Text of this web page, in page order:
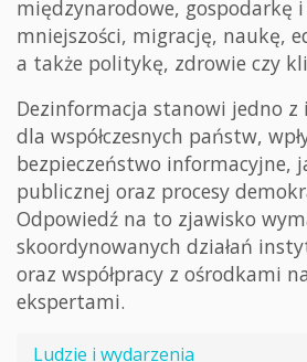
międzynarodowe, gospodarkę i
mniejszości, migrację, naukę,
a także politykę, zdrowie czy
Dezinformacja stanowi jedno
dla współczesnych państw,
bezpieczeństwo informacyjne,
publicznej oraz procesy
Odpowiedź na to zjawisko
skoordynowanych działań
oraz współpracy z ośrodkami
ekspertami.
Ludzie i wydarzenia